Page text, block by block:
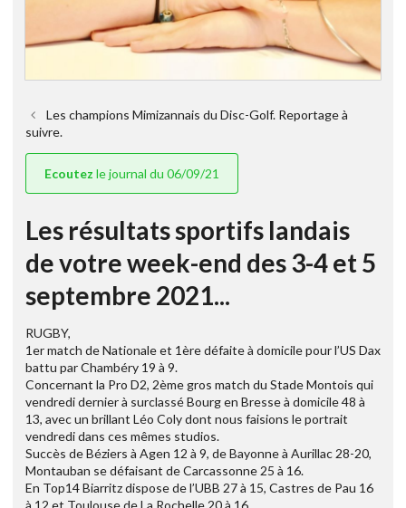
Les champions Mimizannais du Disc-Golf. Reportage à
suivre.
Ecoutez le journal du 06/09/21
Les résultats sportifs landais
de votre week-end des 3-4 et 5
septembre 2021...
RUGBY,
1er match de Nationale et 1ère défaite à domicile pour l’US Dax
battu par Chambéry 19 à 9.
Concernant la Pro D2, 2ème gros match du Stade Montois qui
vendredi dernier à surclassé Bourg en Bresse à domicile 48 à
13, avec un brillant Léo Coly dont nous faisions le portrait
vendredi dans ces mêmes studios.
Succès de Béziers à Agen 12 à 9, de Bayonne à Aurillac 28-20,
Montauban se défaisant de Carcassonne 25 à 16.
En Top14 Biarritz dispose de l’UBB 27 à 15, Castres de Pau 16